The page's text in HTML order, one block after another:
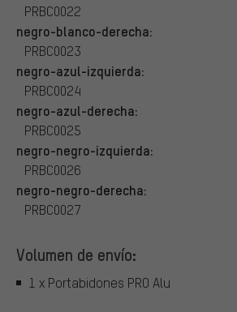
PRBC0022
negro-blanco-derecha:
PRBC0023
negro-azul-izquierda:
PRBC0024
negro-azul-derecha:
PRBC0025
negro-negro-izquierda:
PRBC0026
negro-negro-derecha:
PRBC0027
Volumen de envío:
1 x Portabidones PRO Alu